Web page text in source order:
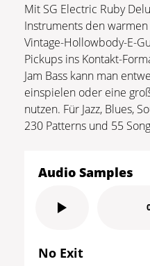
Mit SG Electric Ruby
Instruments den
Vintage-Hollowbody-E-
Pickups ins Kontakt-
Jam Bass kann man
einspielen oder eine
nutzen. Für Jazz, Blues,
230 Patterns und 55
Audio Samples
No Exit